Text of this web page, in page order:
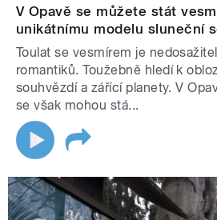
V Opavě se můžete stát
unikátnímu modelu sluneční
Toulat se vesmírem je
romantiků. Toužebně hledí k
souhvězdí a zářící planety. V
se však mohou stá...